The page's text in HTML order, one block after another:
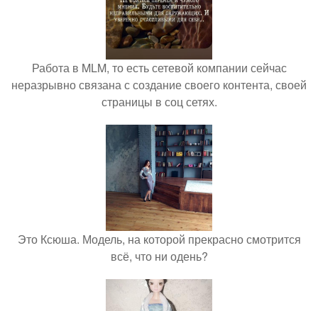
Работа в MLM, то есть сетевой компании сейчас
неразрывно связана с создание своего контента, своей
страницы в соц сетях.
Это Ксюша. Модель, на которой прекрасно смотрится
всё, что ни одень?